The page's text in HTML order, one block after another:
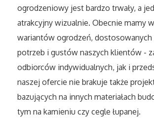
Meble
Wyposażenie Wnętrz
Wyposażenie Łazienki
Odzież
ogrodzeniowy jest bardzo trwały, a
atrakcyjny wizualnie. Obecnie mamy
wariantów ogrodzeń, dostosowanych
potrzeb i gustów naszych klientów -
odbiorców indywidualnych, jak i
naszej ofercie nie brakuje także
bazujących na innych materiałach
tym na kamieniu czy cegle łupanej.